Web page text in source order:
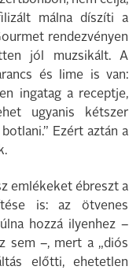
málna díszíti a
rendezvényen
jól muzsikált. A
és lime is van:
ingatag a receptje,
ugyanis kétszer
Ezért aztán a
emlékeket ébreszt a
is: az ötvenes
hozzá ilyenhez –
sem –, mert a „diós
előtti, ehetetlen